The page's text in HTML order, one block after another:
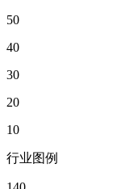
50
40
30
20
10
行业图例